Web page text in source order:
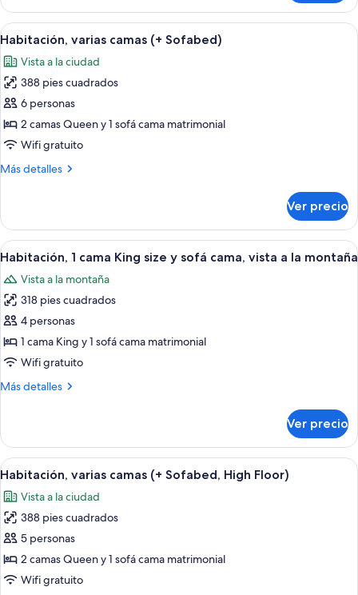
sofá
cama
1
cama
King
y
sofá
cama
Abrir
todas
las
fotos
de
Habitación,
varias
(+
Una habitación de hotel moderna
9
Habitación, varias camas (+ Sofabed)
Vista a la ciudad
388 pies cuadrados
6 personas
2 camas Queen y 1 sofá cama matrimonial
Wifi gratuito
Más detalles
Más
varias
camas
(+
Ver precio
Abrir
todas
las
fotos
de
Habitación,
1
King
sofá
cama,
vista
a
la
montaña
Habitación de hotel con una cama
9
Habitación, 1 cama King size y sofá cama, vista a la montaña
Vista a la montaña
318 pies cuadrados
4 personas
1 cama King y 1 sofá cama matrimonial
Wifi gratuito
Más detalles
Más
1
cama
King
y
sofá
cama,
vista
a
la
montaña
Ver precio
Abrir
todas
las
fotos
de
Habitación,
varias
Una habitación de hotel moderna
8
Habitación, varias camas (+ Sofabed, High Floor)
Vista a la ciudad
388 pies cuadrados
5 personas
2 camas Queen y 1 sofá cama matrimonial
Wifi gratuito